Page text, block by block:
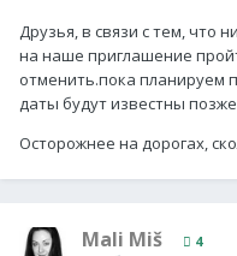
Друзья, в связи с тем, что
на наше приглашение
отменить.пока планируем
даты будут известны
Осторожнее на дорогах,
Mali Miš 4